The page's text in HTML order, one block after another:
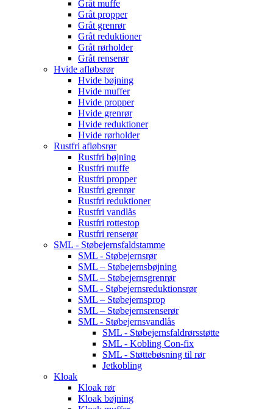
Gråt muffe
Gråt propper
Gråt grenrør
Gråt reduktioner
Gråt rørholder
Gråt renserør
Hvide afløbsrør
Hvide bøjning
Hvide muffer
Hvide propper
Hvide grenrør
Hvide reduktioner
Hvide rørholder
Rustfri afløbsrør
Rustfri bøjning
Rustfri muffe
Rustfri propper
Rustfri grenrør
Rustfri reduktioner
Rustfri vandlås
Rustfri rottestop
Rustfri renserør
SML - Støbejernsfaldstamme
SML - Støbejernsrør
SML – Støbejernsbøjning
SML – Støbejernsgrenrør
SML - Støbejernsreduktionsrør
SML – Støbejernsprop
SML – Støbejernsrenserør
SML - Støbejernsvandlås
SML - Støbejernsfaldrørsstøtte
SML - Kobling Con-fix
SML - Støttebøsning til rør
Jetkobling
Kloak
Kloak rør
Kloak bøjning